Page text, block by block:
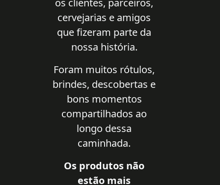
os clientes, parceiros,
cervejarias e amigos
que fizeram parte da
nossa história.
Foram muitos rótulos,
brindes, descobertas e
bons momentos
compartilhados ao
longo dessa
caminhada.
Os produtos não
estão mais